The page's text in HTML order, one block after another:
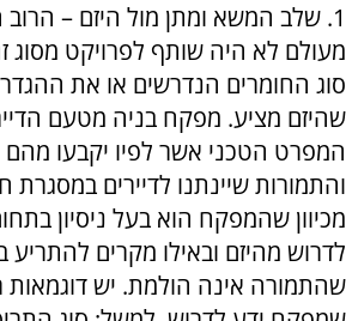
1. שלב המשא ומתן מול היזם –
מעולם לא היה שותף לפרויקט מסוג
סוג החומרים הנדרשים או את
שהיזם מציע. מפקח בניה מטעם
המפרט הטכני אשר לפיו יקבעו מהם
והתמורות שיינתנו לדיירים במסגרת
מכיוון שהמפקח הוא בעל ניסיון
לדרוש מהיזם ובאילו מקרים להתריע
שהתמורה אינה הולמת. יש דוגמאות